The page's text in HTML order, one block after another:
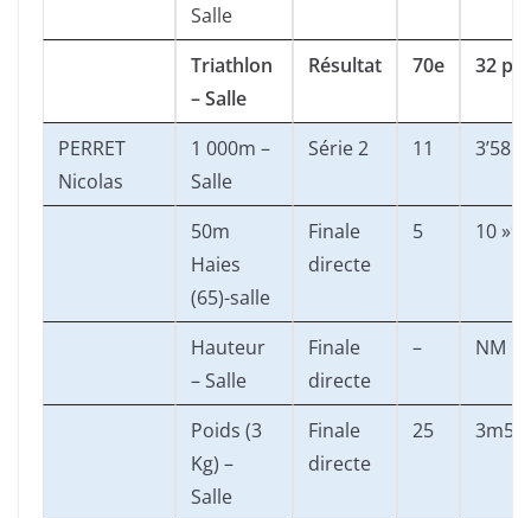
Salle
Triathlon
– Salle
Résultat 70e 32 pts
PERRET
Nicolas
1 000m –
Salle
Série 2 11 3’58
50m
Haies
(65)-salle
Finale
directe
5 10 »98
Hauteur
– Salle
Finale
directe
– NM
Poids (3
Kg) –
Salle
Finale
directe
25 3m58